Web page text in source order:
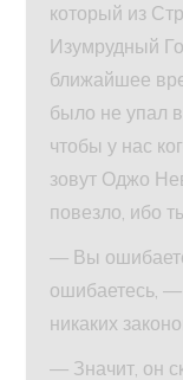
который из
Изумрудный
ближайшее
было не упал
чтобы у нас
зовут Оджо
повезло, ибо
— Вы
ошибаетесь,
никаких
— Значит, он